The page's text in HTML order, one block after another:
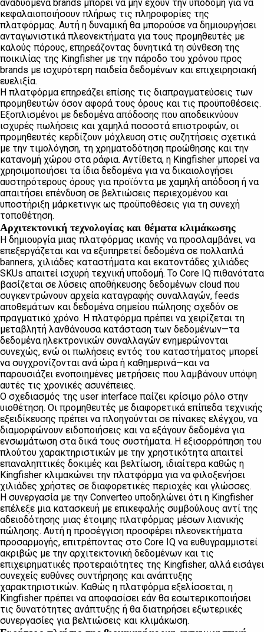
αναδυόμενα brands μπορεί να μην έχουν την υποδομή για να
κεφαλαιοποιήσουν πλήρως τις πληροφορίες της
πλατφόρμας. Αυτή η δυναμική θα μπορούσε να δημιουργήσει
ανταγωνιστικά πλεονεκτήματα για τους προμηθευτές με
καλούς πόρους, επηρεάζοντας δυνητικά τη σύνθεση της
ποικιλίας της Kingfisher με την πάροδο του χρόνου προς
brands με ισχυρότερη παιδεία δεδομένων και επιχειρησιακή
ευελιξία.
Η πλατφόρμα επηρεάζει επίσης τις διαπραγματεύσεις των
προμηθευτών όσον αφορά τους όρους και τις προϋποθέσεις.
Εξοπλισμένοι με δεδομένα απόδοσης που αποδεικνύουν
ισχυρές πωλήσεις και χαμηλά ποσοστά επιστροφών, οι
προμηθευτές κερδίζουν μόχλευση στις συζητήσεις σχετικά
με την τιμολόγηση, τη χρηματοδότηση προώθησης και την
κατανομή χώρου στα ράφια. Αντίθετα, η Kingfisher μπορεί να
χρησιμοποιήσει τα ίδια δεδομένα για να δικαιολογήσει
αυστηρότερους όρους για προϊόντα με χαμηλή απόδοση ή να
απαιτήσει επένδυση σε βελτιώσεις περιεχομένου και
υποστήριξη μάρκετινγκ ως προϋποθέσεις για τη συνεχή
τοποθέτηση.
Αρχιτεκτονική τεχνολογίας και θέματα κλιμάκωσης
Η δημιουργία μιας πλατφόρμας ικανής να προσλαμβάνει, να
επεξεργάζεται και να εξυπηρετεί δεδομένα σε πολλαπλά
banners, χιλιάδες καταστήματα και εκατοντάδες χιλιάδες
SKUs απαιτεί ισχυρή τεχνική υποδομή. Το Core IQ πιθανότατα
βασίζεται σε λύσεις αποθήκευσης δεδομένων cloud που
συγκεντρώνουν αρχεία καταγραφής συναλλαγών, feeds
αποθεμάτων και δεδομένα σημείου πώλησης σχεδόν σε
πραγματικό χρόνο. Η πλατφόρμα πρέπει να χειρίζεται τη
μεταβλητή λανθάνουσα κατάσταση των δεδομένων—τα
δεδομένα ηλεκτρονικών συναλλαγών ενημερώνονται
συνεχώς, ενώ οι πωλήσεις εντός του καταστήματος μπορεί
να συγχρονίζονται ανά ώρα ή καθημερινά—και να
παρουσιάζει ενοποιημένες μετρήσεις που λαμβάνουν υπόψη
αυτές τις χρονικές ασυνέπειες.
Ο σχεδιασμός της user interface παίζει κρίσιμο ρόλο στην
υιοθέτηση. Οι προμηθευτές με διαφορετικά επίπεδα τεχνικής
εξειδίκευσης πρέπει να πλοηγούνται σε πίνακες ελέγχου, να
διαμορφώνουν ειδοποιήσεις και να εξάγουν δεδομένα για
ενσωμάτωση στα δικά τους συστήματα. Η εξισορρόπηση του
πλούτου χαρακτηριστικών με την χρηστικότητα απαιτεί
επαναληπτικές δοκιμές και βελτίωση, ιδιαίτερα καθώς η
Kingfisher κλιμακώνει την πλατφόρμα για να φιλοξενήσει
χιλιάδες χρήστες σε διαφορετικές περιοχές και γλώσσες.
Η συνεργασία με την Converteo υποδηλώνει ότι η Kingfisher
επέλεξε μια κατασκευή με επικεφαλής συμβούλους αντί της
αδειοδότησης μιας έτοιμης πλατφόρμας μέσων λιανικής
πώλησης. Αυτή η προσέγγιση προσφέρει πλεονεκτήματα
προσαρμογής, επιτρέποντας στο Core IQ να ευθυγραμμιστεί
ακριβώς με την αρχιτεκτονική δεδομένων και τις
επιχειρηματικές προτεραιότητες της Kingfisher, αλλά εισάγει
συνεχείς ευθύνες συντήρησης και ανάπτυξης
χαρακτηριστικών. Καθώς η πλατφόρμα εξελίσσεται, η
Kingfisher πρέπει να αποφασίσει εάν θα εσωτερικοποιήσει
τις δυνατότητες ανάπτυξης ή θα διατηρήσει εξωτερικές
συνεργασίες για βελτιώσεις και κλιμάκωση.